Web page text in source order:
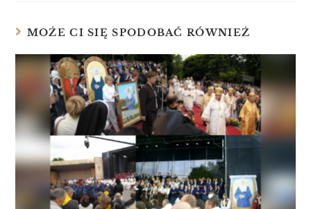
MOŻE CI SIĘ SPODOBAĆ RÓWNIEŻ